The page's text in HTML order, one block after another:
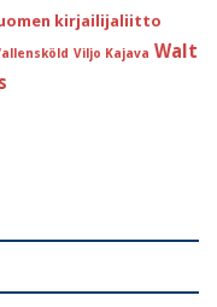
kirjailijaliitto
Viljo Kajava Walt